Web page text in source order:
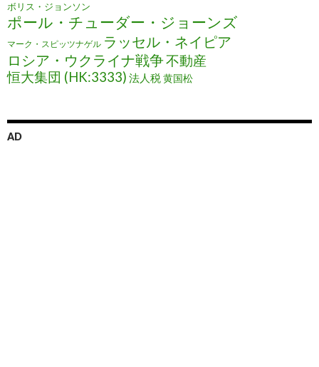
ボリス・ジョンソン
ポール・チューダー・ジョーンズ
マーク・スピッツナゲル ラッセル・ネイピア
ロシア・ウクライナ戦争不動産
恒大集団 (HK:3333) 法人税黄国松
AD